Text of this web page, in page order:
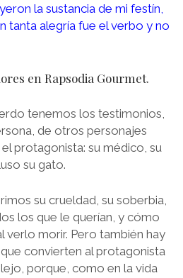
la sustancia de mi festín,
tanta alegría fue el verbo y no
en Rapsodia Gourmet.
tenemos los testimonios,
de otros personajes
protagonista: su médico, su
su gato.
su crueldad, su soberbia,
los que le querían, y cómo
verlo morir. Pero también hay
convierten al protagonista
porque, como en la vida